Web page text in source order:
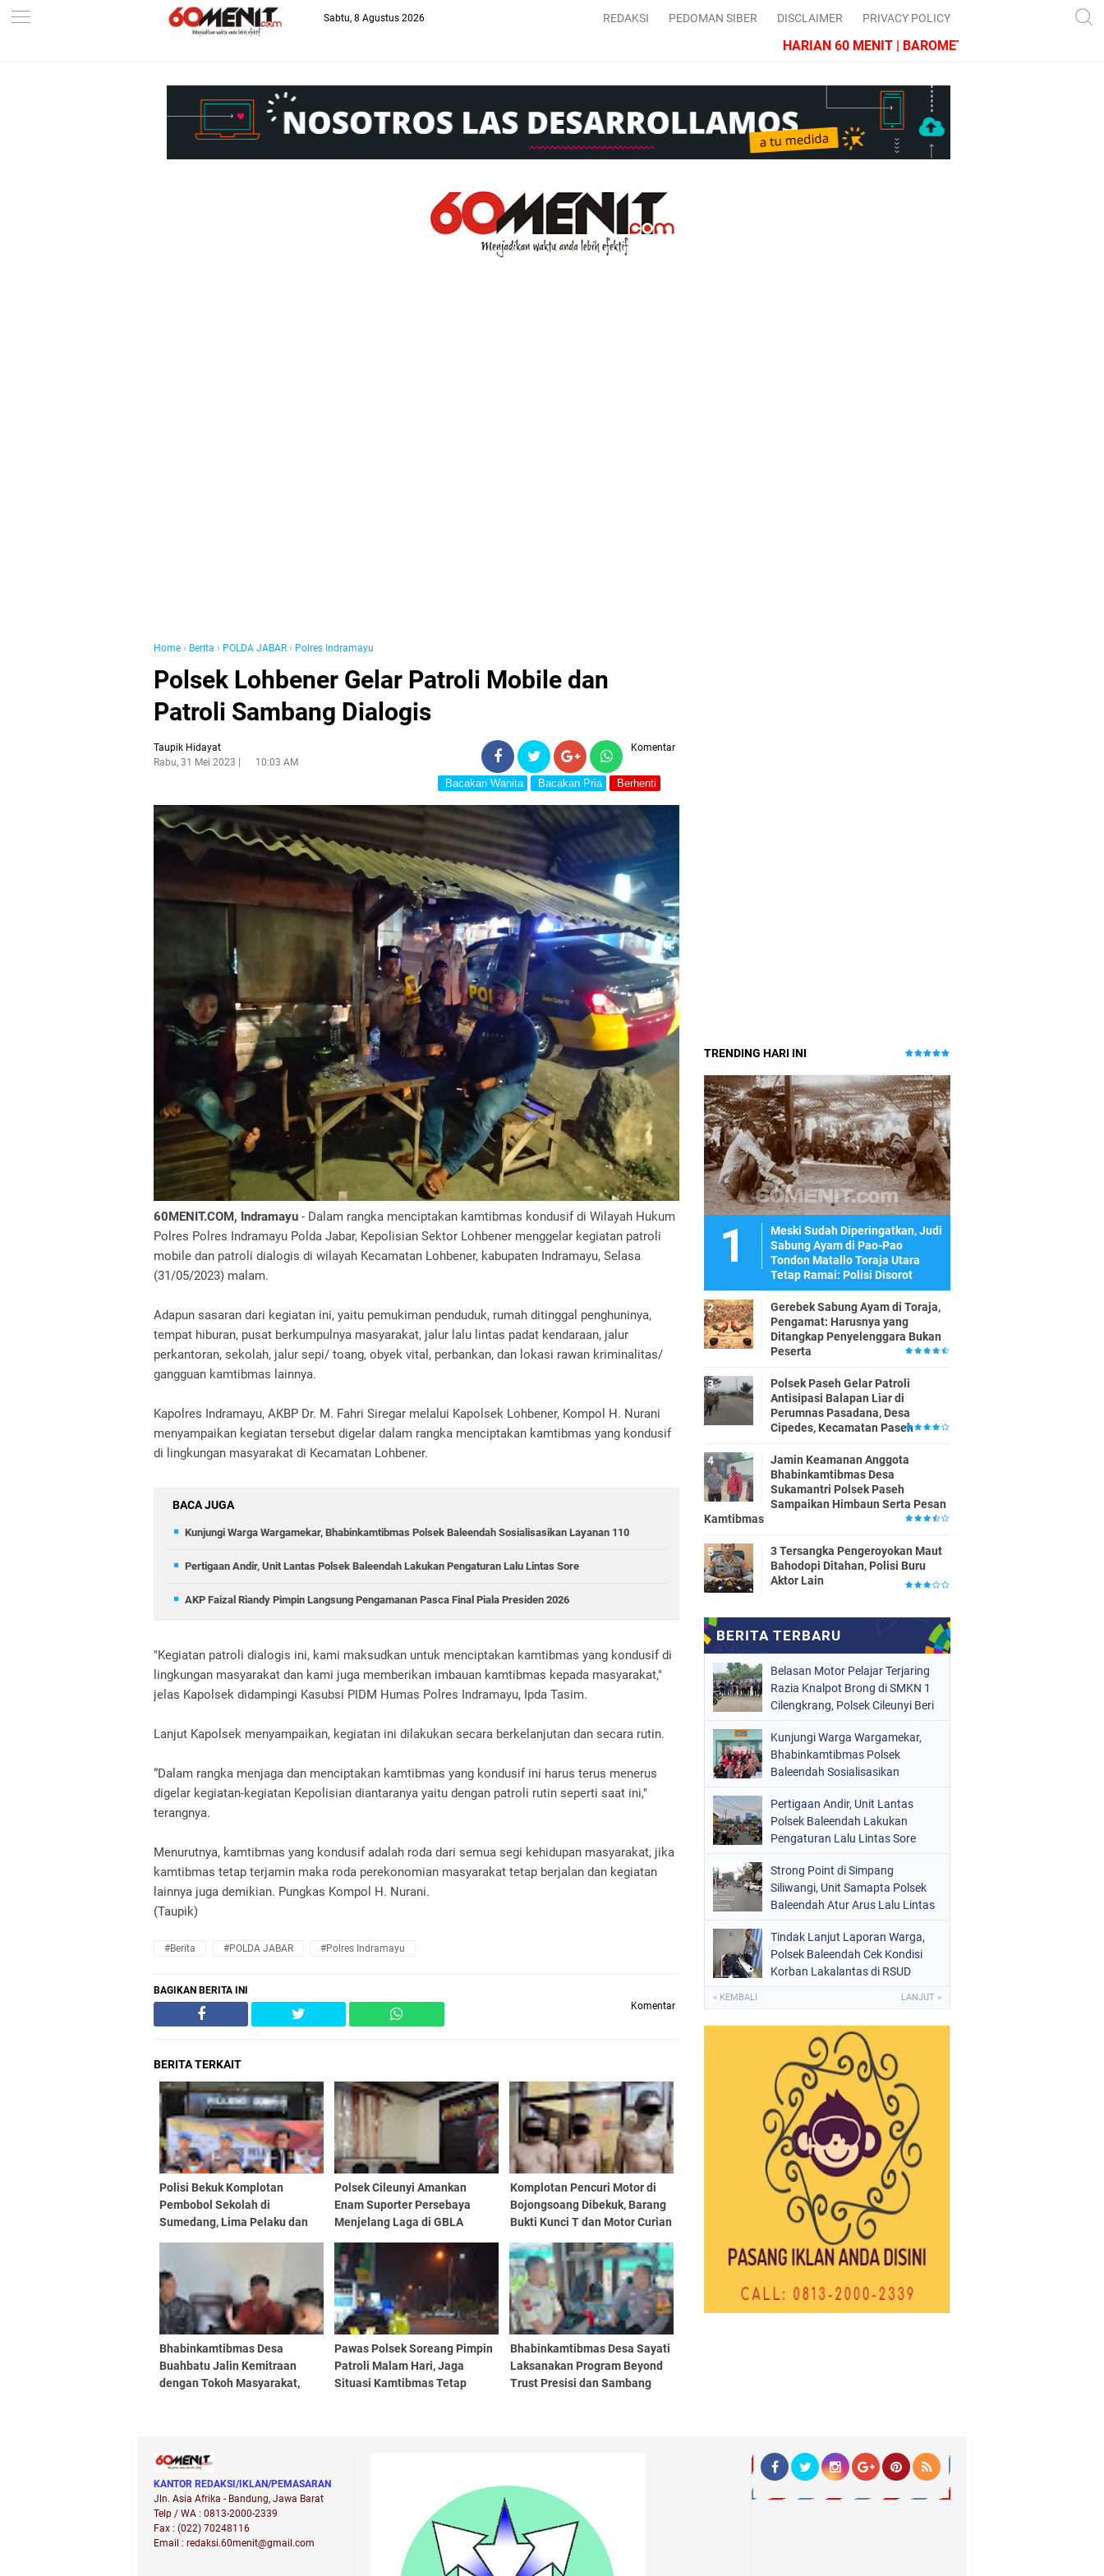
--> Sabtu, 8 Agustus 2026 REDAKSI PEDOMAN SIBER DISCLAIMER PRIVACY POLICY
HARIAN 60 MENIT | BAROMETER JAWA BARAT
Home › Berita › POLDA JABAR › Polres Indramayu
Polsek Lohbener Gelar Patroli Mobile dan
Patroli Sambang Dialogis
Taupik Hidayat
Rabu, 31 Mei 2023
10:03 AM
Komentar
Bacakan Wanita Bacakan Pria Berhenti
60MENIT.COM, Indramayu - Dalam rangka menciptakan kamtibmas kondusif di Wilayah Hukum
Polres Polres Indramayu Polda Jabar, Kepolisian Sektor Lohbener menggelar kegiatan patroli
mobile dan patroli dialogis di wilayah Kecamatan Lohbener, kabupaten Indramayu, Selasa
(31/05/2023) malam.
Adapun sasaran dari kegiatan ini, yaitu pemukiman penduduk, rumah ditinggal penghuninya,
tempat hiburan, pusat berkumpulnya masyarakat, jalur lalu lintas padat kendaraan, jalur
perkantoran, sekolah, jalur sepi/ toang, obyek vital, perbankan, dan lokasi rawan kriminalitas/
gangguan kamtibmas lainnya.
Kapolres Indramayu, AKBP Dr. M. Fahri Siregar melalui Kapolsek Lohbener, Kompol H. Nurani
menyampaikan kegiatan tersebut digelar dalam rangka menciptakan kamtibmas yang kondusif
di lingkungan masyarakat di Kecamatan Lohbener.
BACA JUGA
Kunjungi Warga Wargamekar, Bhabinkamtibmas Polsek Baleendah Sosialisasikan Layanan 110
Pertigaan Andir, Unit Lantas Polsek Baleendah Lakukan Pengaturan Lalu Lintas Sore
AKP Faizal Riandy Pimpin Langsung Pengamanan Pasca Final Piala Presiden 2026
"Kegiatan patroli dialogis ini, kami maksudkan untuk menciptakan kamtibmas yang kondusif di
lingkungan masyarakat dan kami juga memberikan imbauan kamtibmas kepada masyarakat,"
jelas Kapolsek didampingi Kasubsi PIDM Humas Polres Indramayu, Ipda Tasim.
Lanjut Kapolsek menyampaikan, kegiatan ini dilakukan secara berkelanjutan dan secara rutin.
“Dalam rangka menjaga dan menciptakan kamtibmas yang kondusif ini harus terus menerus
digelar kegiatan-kegiatan Kepolisian diantaranya yaitu dengan patroli rutin seperti saat ini,"
terangnya.
Menurutnya, kamtibmas yang kondusif adalah roda dari semua segi kehidupan masyarakat, jika
kamtibmas tetap terjamin maka roda perekonomian masyarakat tetap berjalan dan kegiatan
lainnya juga demikian. Pungkas Kompol H. Nurani.
(Taupik)
#Berita #POLDA JABAR #Polres Indramayu
BAGIKAN BERITA INI
Komentar
BERITA TERKAIT
Polisi Bekuk Komplotan
Pembobol Sekolah di
Sumedang, Lima Pelaku dan
Polsek Cileunyi Amankan
Enam Suporter Persebaya
Menjelang Laga di GBLA
Komplotan Pencuri Motor di
Bojongsoang Dibekuk, Barang
Bukti Kunci T dan Motor Curian
Bhabinkamtibmas Desa
Buahbatu Jalin Kemitraan
dengan Tokoh Masyarakat,
Pawas Polsek Soreang Pimpin
Patroli Malam Hari, Jaga
Situasi Kamtibmas Tetap
Bhabinkamtibmas Desa Sayati
Laksanakan Program Beyond
Trust Presisi dan Sambang
TRENDING HARI INI
Meski Sudah Diperingatkan, Judi
Sabung Ayam di Pao-Pao
Tondon Matallo Toraja Utara
Tetap Ramai: Polisi Disorot
Gerebek Sabung Ayam di Toraja,
Pengamat: Harusnya yang
Ditangkap Penyelenggara Bukan
Peserta
Polsek Paseh Gelar Patroli
Antisipasi Balapan Liar di
Perumnas Pasadana, Desa
Cipedes, Kecamatan Paseh
Jamin Keamanan Anggota
Bhabinkamtibmas Desa
Sukamantri Polsek Paseh
Sampaikan Himbaun Serta Pesan
Kamtibmas
3 Tersangka Pengeroyokan Maut
Bahodopi Ditahan, Polisi Buru
Aktor Lain
Belasan Motor Pelajar Terjaring
Razia Knalpot Brong di SMKN 1
Cilengkrang, Polsek Cileunyi Beri
Keselamatan Berkendara
Kunjungi Warga Wargamekar,
Bhabinkamtibmas Polsek
Baleendah Sosialisasikan
Pertigaan Andir, Unit Lantas
Polsek Baleendah Lakukan
Pengaturan Lalu Lintas Sore
Strong Point di Simpang
Siliwangi, Unit Samapta Polsek
Baleendah Atur Arus Lalu Lintas
Tindak Lanjut Laporan Warga,
Polsek Baleendah Cek Kondisi
Korban Lakalantas di RSUD
« KEMBALI LANJUT »
KANTOR REDAKSI/IKLAN/PEMASARAN
Jln. Asia Afrika - Bandung, Jawa Barat
Telp / WA : 0813-2000-2339
Fax : (022) 70248116
Email : redaksi.60menit@gmail.com